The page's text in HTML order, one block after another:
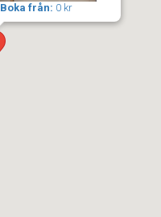
Boka från: 0 kr